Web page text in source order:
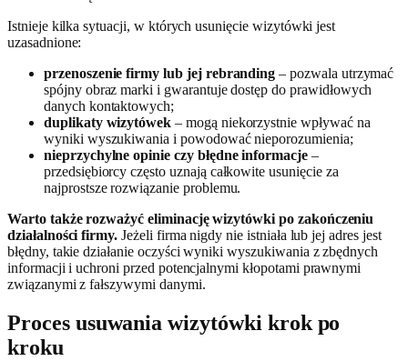
Istnieje kilka sytuacji, w których usunięcie wizytówki jest
uzasadnione:
przenoszenie firmy lub jej rebranding – pozwala utrzymać
spójny obraz marki i gwarantuje dostęp do prawidłowych
danych kontaktowych;
duplikaty wizytówek – mogą niekorzystnie wpływać na
wyniki wyszukiwania i powodować nieporozumienia;
nieprzychylne opinie czy błędne informacje–
przedsiębiorcy często uznają całkowite usunięcie za
najprostsze rozwiązanie problemu.
Warto także rozważyć eliminację wizytówki po zakończeniu
działalności firmy. Jeżeli firma nigdy nie istniała lub jej adres jest
błędny, takie działanie oczyści wyniki wyszukiwania z zbędnych
informacji i uchroni przed potencjalnymi kłopotami prawnymi
związanymi z fałszywymi danymi.
Proces usuwania wizytówki krok po
kroku